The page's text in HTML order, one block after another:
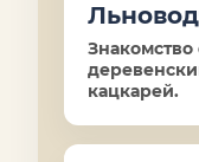
кацкарей.